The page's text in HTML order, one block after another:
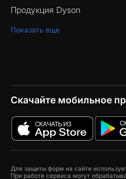
Продукция Dyson
Показать еще
Скачайте мобильное
Для защиты форм на сайте
При работе сервиса могут